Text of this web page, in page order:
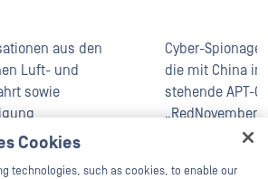
aus den
Luft- und
sowie
Cyber-
die mit China in
stehende APT-
„RedNovember“
Cookies
technologies, such as cookies, to enable our
Hey there!